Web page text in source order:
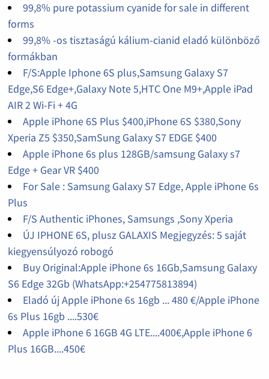
99,8% pure potassium cyanide for sale in different
forms
99,8% -os tisztaságú kálium-cianid eladó különböző
formákban
F/S:Apple Iphone 6S plus,Samsung Galaxy S7
Edge,S6 Edge+,Galaxy Note 5,HTC One M9+,Apple iPad
AIR 2 Wi-Fi + 4G
Apple iPhone 6S Plus $400,iPhone 6S $380,Sony
Xperia Z5 $350,SamSung Galaxy S7 EDGE $400
Apple iPhone 6s plus 128GB/samsung Galaxy s7
Edge + Gear VR $400
For Sale : Samsung Galaxy S7 Edge, Apple iPhone 6s
Plus
F/S Authentic iPhones, Samsungs ,Sony Xperia
ÚJ IPHONE 6S, plusz GALAXIS Megjegyzés: 5 saját
kiegyensúlyozó robogó
Buy Original:Apple iPhone 6s 16Gb,Samsung Galaxy
S6 Edge 32Gb (WhatsApp:+254775813894)
Eladó új Apple iPhone 6s 16gb ... 480 €/Apple iPhone
6s Plus 16gb ....530€
Apple iPhone 6 16GB 4G LTE....400€,Apple iPhone 6
Plus 16GB....450€